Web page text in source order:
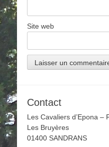
Site web
Contact
Les Cavaliers d’Epona –
Les Bruyères
01400 SANDRANS